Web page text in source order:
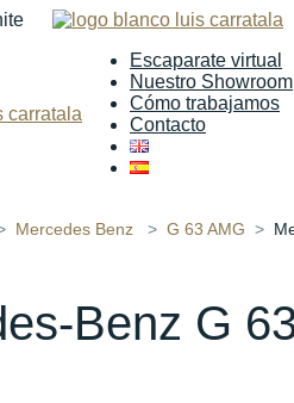
Escaparate virtual
Nuestro Showroom
Cómo trabajamos
Contacto
Mercedes Benz G 63 AMG
Benz G